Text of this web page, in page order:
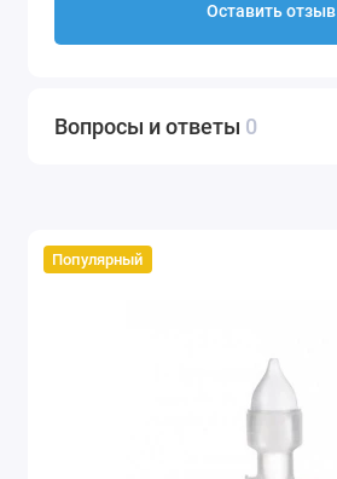
Оставить отзыв
Вопросы и ответы 0
Популярный